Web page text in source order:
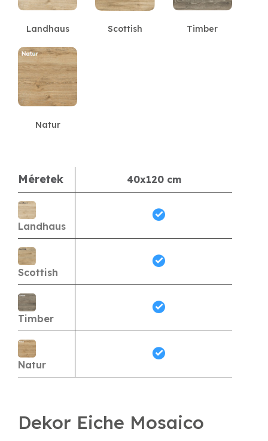
Landhaus Scottish Timber
Natur
Méretek 40x120 cm
Landhaus
Scottish
Timber
Natur
Dekor Eiche Mosaico